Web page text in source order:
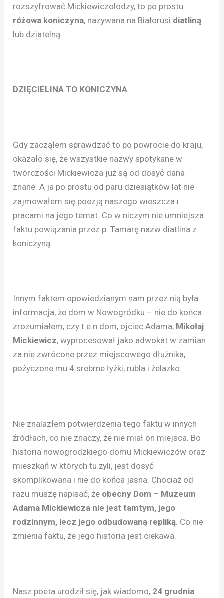
rozszyfrować Mickiewiczolodzy, to po prostu
różowa koniczyna, nazywana na Białorusi diatliną
lub dziatelną.
DZIĘCIELINA TO KONICZYNA
Gdy zacząłem sprawdzać to po powrocie do kraju,
okazało się, że wszystkie nazwy spotykane w
twórczości Mickiewicza już są od dosyć dana
znane. A ja po prostu od paru dziesiątków lat nie
zajmowałem się poezją naszego wieszcza i
pracami na jego temat. Co w niczym nie umniejsza
faktu powiązania przez p. Tamarę nazw diatlina z
koniczyną.
Innym faktem opowiedzianym nam przez nią była
informacja, że dom w Nowogródku – nie do końca
zrozumiałem, czy t e n dom, ojciec Adama, Mikołaj
Mickiewicz, wyprocesował jako adwokat w zamian
za nie zwrócone przez miejscowego dłużnika,
pożyczone mu 4 srebrne łyżki, rubla i żelazko.
Nie znalazłem potwierdzenia tego faktu w innych
źródłach, co nie znaczy, że nie miał on miejsca. Bo
historia nowogrodzkiego domu Mickiewiczów oraz
mieszkań w których tu żyli, jest dosyć
skomplikowana i nie do końca jasna. Chociaż od
razu muszę napisać, że obecny Dom – Muzeum
Adama Mickiewicza nie jest tamtym, jego
rodzinnym, lecz jego odbudowaną repliką. Co nie
zmienia faktu, że jego historia jest ciekawa.
Nasz poeta urodził się, jak wiadomo, 24 grudnia